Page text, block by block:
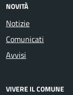
NOVITÀ
Notizie
Comunicati
Avvisi
VIVERE IL COMUNE